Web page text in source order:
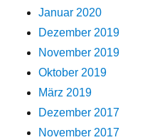
Januar 2020
Dezember 2019
November 2019
Oktober 2019
März 2019
Dezember 2017
November 2017